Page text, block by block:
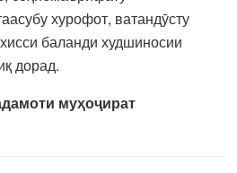
хурофот, ватандӯсту
баланди худшиносии
дорад.
муҳоҷират